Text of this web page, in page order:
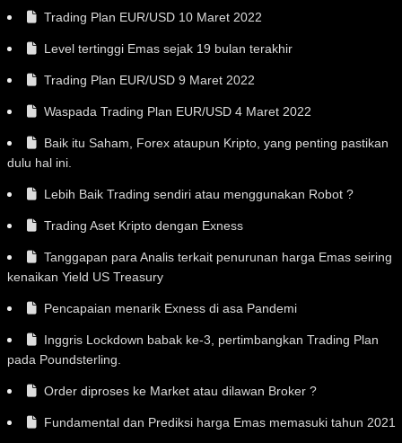
Trading Plan EUR/USD 10 Maret 2022
Level tertinggi Emas sejak 19 bulan terakhir
Trading Plan EUR/USD 9 Maret 2022
Waspada Trading Plan EUR/USD 4 Maret 2022
Baik itu Saham, Forex ataupun Kripto, yang penting pastikan
dulu hal ini.
Lebih Baik Trading sendiri atau menggunakan Robot ?
Trading Aset Kripto dengan Exness
Tanggapan para Analis terkait penurunan harga Emas seiring
kenaikan Yield US Treasury
Pencapaian menarik Exness di asa Pandemi
Inggris Lockdown babak ke-3, pertimbangkan Trading Plan
pada Poundsterling.
Order diproses ke Market atau dilawan Broker ?
Fundamental dan Prediksi harga Emas memasuki tahun 2021